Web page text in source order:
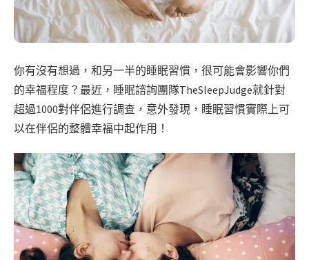
你有沒有想過，和另一半的睡眠習慣，很可能會影響你們
的幸福程度？最近，睡眠諮詢團隊TheSleepJudge就針對
超過1000對伴侶進行調查，意外發現，睡眠習慣實際上可
以在伴侶的整體幸福中起作用！